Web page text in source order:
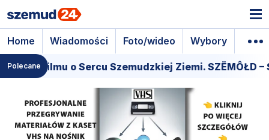
Home Wiadomości Foto/wideo Wybory
Polecane
filmu o Sercu Szemudzkiej Ziemi. SZËMÔŁD –